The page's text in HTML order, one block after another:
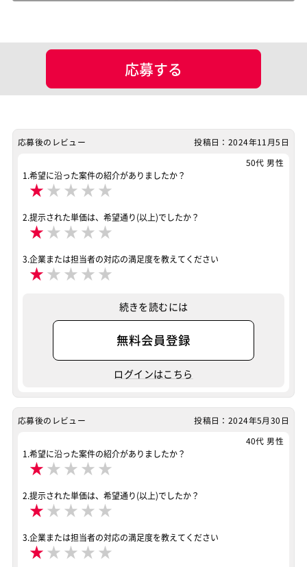
現場情報
ビジネスカジュアル
業界・業種 製造業
詳細設計
プログラミング(実装)
運用・保守 その他
テスター・デバッガー
カスタマーサポート
バックエンドエンジニア（サーバーサイド）
フロントエンドエンジニア
Salesforceシステムコンサル
SAP系（ABAP・BASIS）エンジニア
スキル ABAP SAP（全般） BASIS
SAP SD
応募する
応募後のレビュー
投稿日：2024年11月5日
50代 男性
1.希望に沿った案件の紹介がありましたか？
★ ★ ★ ★ ★
2.提示された単価は、希望通り(以上)でしたか？
★ ★ ★ ★ ★
3.企業または担当者の対応の満足度を教えてください
★ ★ ★ ★ ★
続きを読むには
無料会員登録
ログインはこちら
応募後のレビュー
投稿日：2024年5月30日
40代 男性
1.希望に沿った案件の紹介がありましたか？
★ ★ ★ ★ ★
2.提示された単価は、希望通り(以上)でしたか？
★ ★ ★ ★ ★
3.企業または担当者の対応の満足度を教えてください
★ ★ ★ ★ ★